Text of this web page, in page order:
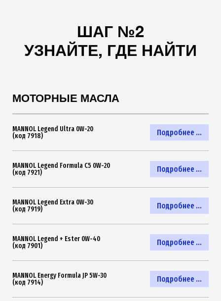
ШАГ №2
УЗНАЙТЕ, ГДЕ НАЙТИ
МОТОРНЫЕ МАСЛА
Подробнее ...
MANNOL Legend Ultra 0W-20
(код 7918)
Подробнее ...
MANNOL Legend Formula C5 0W-20
(код 7921)
Подробнее ...
MANNOL Legend Extra 0W-30
(код 7919)
Подробнее ...
MANNOL Legend + Ester 0W-40
(код 7901)
Подробнее ...
MANNOL Energy Formula JP 5W-30
(код 7914)